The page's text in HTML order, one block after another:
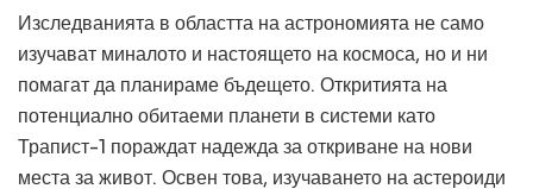
Изследванията в областта на астрономията не само
изучават миналото и настоящето на космоса, но и ни
помагат да планираме бъдещето. Откритията на
потенциално обитаеми планети в системи като
Трапист-1 пораждат надежда за откриване на нови
места за живот. Освен това, изучаването на астероиди